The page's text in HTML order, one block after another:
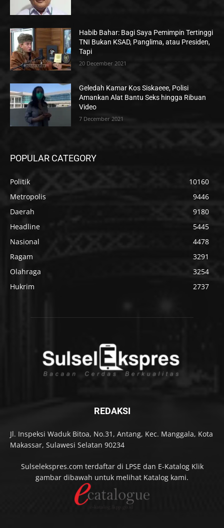
Habib Bahar: Bagi Saya Pemimpin Tertinggi
TNI Bukan KSAD, Panglima, atau Presiden,
Tapi
20 December 2021
Geledah Kamar Kos Siskaeee, Polisi
Amankan Alat Bantu Seks hingga Ribuan
Video
7 December 2021
POPULAR CATEGORY
Politik
10160
Metropolis
9446
Daerah
9180
Headline
5445
Nasional
4478
Ragam
3291
Olahraga
3254
Hukrim
2737
REDAKSI
Jl. Inspeksi Waduk Bitoa, No.31, Antang, Kec. Manggala, Kota
Makassar, Sulawesi Selatan 90234
Sulselekspres.com terdaftar di LPSE dan E-Katalog Klik
gambar dibawah untuk melihat Katalog kami.